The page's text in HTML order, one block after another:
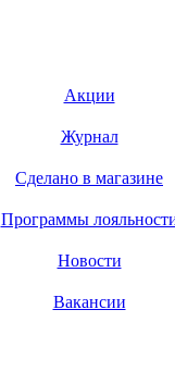
Акции
Журнал
Сделано в магазине
Программы
Новости
Вакансии